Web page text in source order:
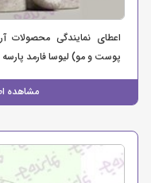
پوست و مو) لیوسا فارمد پارسه
مشاهده